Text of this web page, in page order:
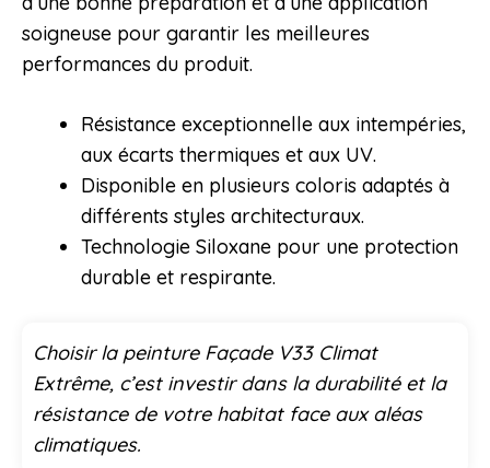
soigneuse pour garantir les meilleures
performances du produit.
Résistance exceptionnelle aux intempéries,
aux écarts thermiques et aux UV.
Disponible en plusieurs coloris adaptés à
différents styles architecturaux.
Technologie Siloxane pour une protection
durable et respirante.
Choisir la peinture Façade V33 Climat
Extrême, c’est investir dans la durabilité et la
résistance de votre habitat face aux aléas
climatiques.